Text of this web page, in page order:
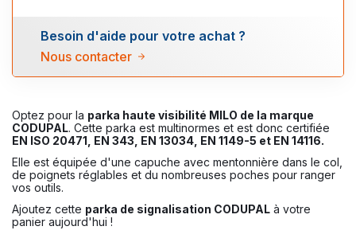
Optez pour la parka haute visibilité MILO de la marque
CODUPAL. Cette parka est multinormes et est donc certifiée
EN ISO 20471, EN 343, EN 13034, EN 1149-5 et EN 14116.
Elle est équipée d'une capuche avec mentonnière dans le col,
de poignets réglables et du nombreuses poches pour ranger
vos outils.
Ajoutez cette parka de signalisation CODUPAL à votre
panier aujourd'hui !
Besoin d'aide pour votre achat ?
Nous contacter